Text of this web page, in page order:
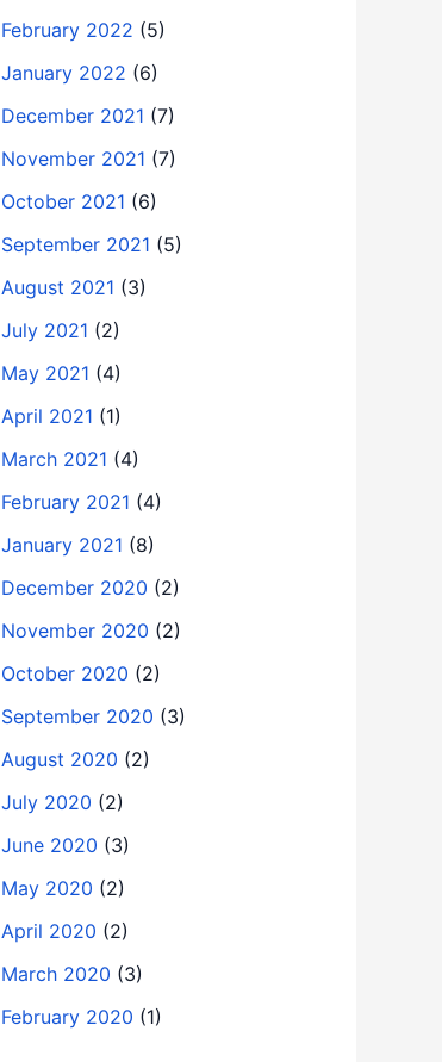
February 2022 (5)
January 2022 (6)
December 2021 (7)
November 2021 (7)
October 2021 (6)
September 2021 (5)
August 2021 (3)
July 2021 (2)
May 2021 (4)
April 2021 (1)
March 2021 (4)
February 2021 (4)
January 2021 (8)
December 2020 (2)
November 2020 (2)
October 2020 (2)
September 2020 (3)
August 2020 (2)
July 2020 (2)
June 2020 (3)
May 2020 (2)
April 2020 (2)
March 2020 (3)
February 2020 (1)